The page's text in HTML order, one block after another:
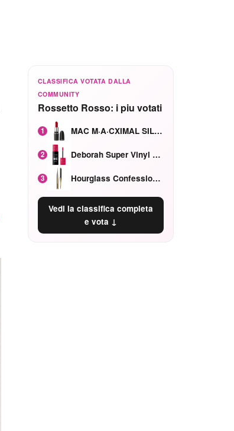
CLASSIFICA VOTATA DALLA
COMMUNITY
Rossetto Rosso: i piu votati
1 MAC M·A·CXIMAL SILKY MATTE Red Rock mat
2 Deborah Super Vinyl Shake Rosa Ciliegia
3 Hourglass Confession Ricaricabile Ultra Preciso Ad Alta Intensità Secretly Classic Red
Vedi la classifica completa
e vota ↓